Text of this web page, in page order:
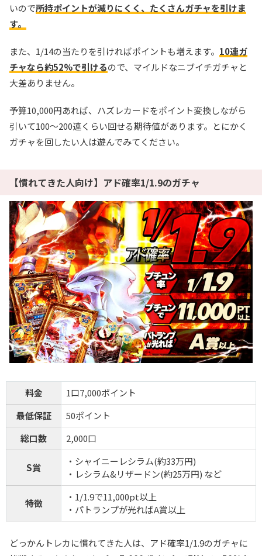
いので所持ポイントが減りにくく、たくさんガチャを引けま
す。
また、1/14の当たりを引ければポイントも増えます。 10連ガ
チャなら約52%で引けるので、マイルドなニブイチガチャと
大差ありません。
予算10,000円あれば、ハズレカードをポイント変換しながら
引いて100～200連くらい回せる期待値があります。とにかく
ガチャを回したい人は遊んでみてください。
【慣れてきた人向け】アド確率1/1.9のガチャ
料金
1口7,000ポイント
最低保証
50ポイント
総口数
2,000口
S賞
・シャイニーレシラム(約33万円)
・レシラム&リザードン(約25万円) など
特徴
・1/1.9で11,000pt以上
・パトランプが光ればA賞以上
どっかんトレカに慣れてきた人は、アド確率1/1.9のガチャに